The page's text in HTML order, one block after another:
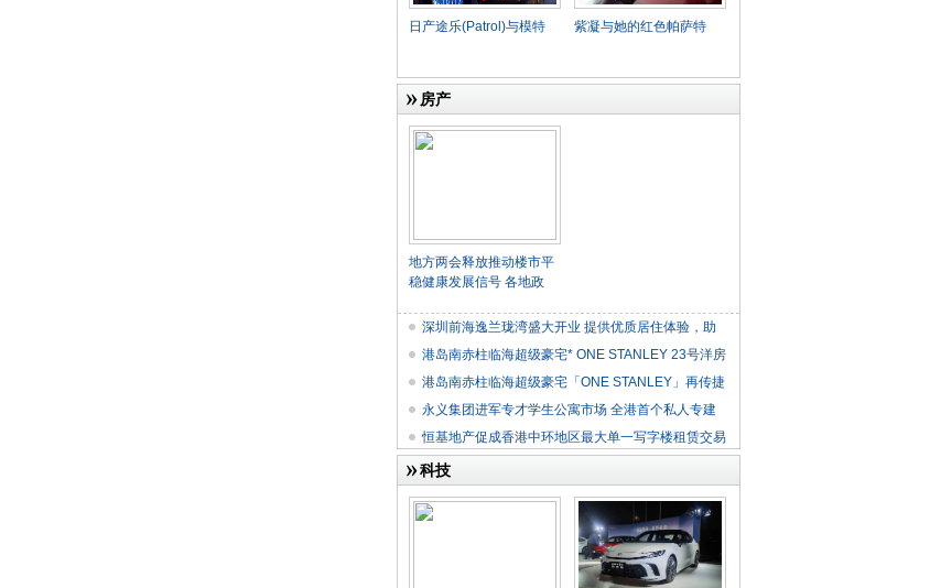
日产途乐(Patrol)与模特 紫凝与她的红色帕萨特
房产
地方两会释放推动楼市平
稳健康发展信号 各地政
深圳前海逸兰珑湾盛大开业 提供优质居住体验，助
港岛南赤柱临海超级豪宅* ONE STANLEY 23号洋房
以 港岛南赤柱临海超级豪宅「ONE STANLEY」再传捷
报 永义集团进军专才学生公寓市场 全港首个私人专建
恒基地产促成香港中环地区最大单一写字楼租赁交易
科技